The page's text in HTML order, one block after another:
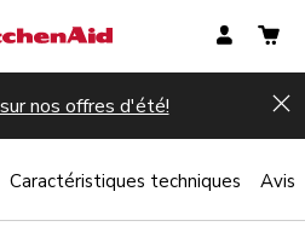
nos offres d'été!
Caractéristiques techniques Avis